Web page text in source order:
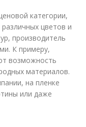
категории,
цветов и
производитель
К примеру,
возможность
материалов.
на пленке
или даже